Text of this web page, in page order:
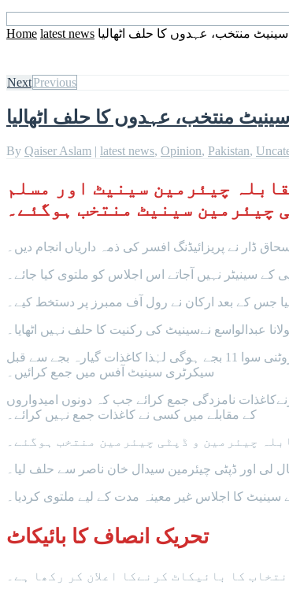
Home latest news منتخب، عہدوں کا حلف اٹھالیا
NextPrevious
منتخب، عہدوں کا حلف اٹھالیا
By Qaiser Aslam | latest news, Opinion, Pakistan,
چیئرمین سینیٹ اور
مسلم
چیئرمین سینیٹ منتخب ہوگئے۔
ڈار نے پریزائیڈنگ افسر کی ذمہ داریاں انجام دیں۔
سینیٹر نہیں آجاتے اس اجلاس کو ملتوی کیا جائے۔
جس کے بعد ارکان نے رول آف ممبرز پر دستخط کیے۔
عبدالواسع نےسینیٹ کی رکنیت کا حلف نہیں اٹھایا۔
اسحاق ڈار نے کہا کہ چیئرمین و ڈپٹی چیئرمین سینیٹ کا الیکشن دوپہر ساڑھے 12 بجے ہوگا، چیئرمین و ڈپٹی چیئرمین سینیٹ کےکاغذات کی اسکروٹنی سوا 11 بجے ہوگی لہٰذا کاغذات گیارہ بجے سے قبل
سیکرٹری سینیٹ آفس میں جمع کرائیں۔
نامزدگی جمع کرائے جب کہ دونوں امیدواروں
کے مقابلے میں کسی نے کاغذات جمع نہیں کرائے۔
چیئرمین و ڈپٹی چیئرمین منتخب ہوگئے۔
لی اور ڈپٹی چیئرمین سیدال خان ناصر سے حلف لیا۔
کا اجلاس غیر معینہ مدت کے لیے ملتوی کردیا۔
تحریک انصاف کا بائیکاٹ
کا بائیکاٹ کرنےکا اعلان کر رکھا ہے۔